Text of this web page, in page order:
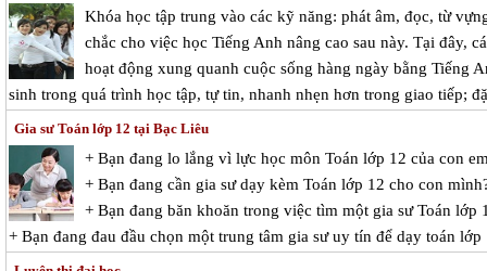
Khóa học tập trung vào các kỹ năng: phát âm, đọc, từ
chắc cho việc học Tiếng Anh nâng cao sau này. Tại đây,
hoạt động xung quanh cuộc sống hàng ngày bằng Tiếng
sinh trong quá trình học tập, tự tin, nhanh nhẹn hơn trong giao tiếp;
Gia sư Toán lớp 12 tại Bạc Liêu
+ Bạn đang lo lắng vì lực học môn Toán lớp 12 của con
+ Bạn đang cần gia sư dạy kèm Toán lớp 12 cho con
+ Bạn đang băn khoăn trong việc tìm một gia sư Toán lớp
+ Bạn đang đau đầu chọn một trung tâm gia sư uy tín để dạy toán lớp